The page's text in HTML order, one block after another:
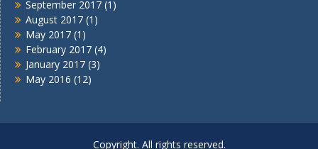
September 2017 (1)
August 2017 (1)
May 2017 (1)
February 2017 (4)
January 2017 (3)
May 2016 (12)
Copyright. All rights reserved.